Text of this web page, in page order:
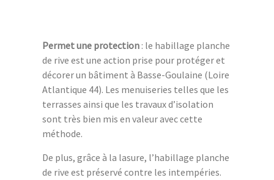
Permet une protection : le habillage planche
de rive est une action prise pour protéger et
décorer un bâtiment à Basse-Goulaine (Loire
Atlantique 44). Les menuiseries telles que les
terrasses ainsi que les travaux d’isolation
sont très bien mis en valeur avec cette
méthode.
De plus, grâce à la lasure, l’habillage planche
de rive est préservé contre les intempéries.